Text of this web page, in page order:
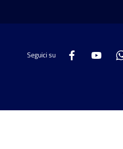
Seguici su